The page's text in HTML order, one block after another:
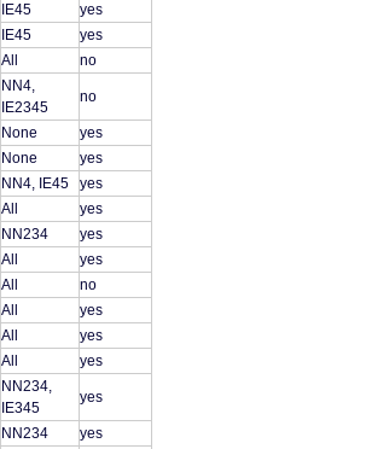
IE45
yes
IE45
yes
All no
NN4,
IE2345
no
None
yes
None
yes
NN4, IE45
yes
All
yes
NN234
yes
All
yes
All
no
All
yes
All
yes
All yes
NN234,
IE345
yes
NN234 yes